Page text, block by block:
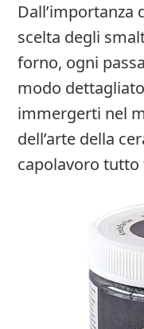
Dall’importanza
scelta degli
forno, ogni
modo
immergerti nel
dell’arte della
capolavoro tutto